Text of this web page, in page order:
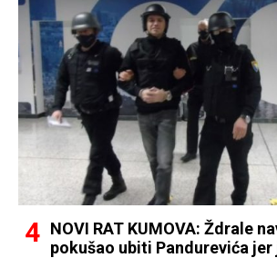
NOVI RAT KUMOVA: Ždrale
pokušao ubiti Pandurevića jer